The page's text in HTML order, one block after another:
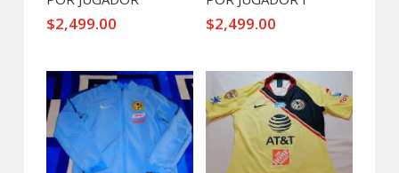
$2,499.00 $2,499.00